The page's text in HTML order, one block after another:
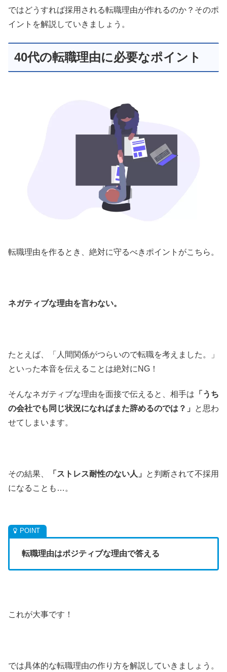
ではどうすれば採用される転職理由が作れるのか？そのポ
イントを解説していきましょう。
40代の転職理由に必要なポイント
転職理由を作るとき、絶対に守るべきポイントがこちら。
ネガティブな理由を言わない。
たとえば、「人間関係がつらいので転職を考えました。」
といった本音を伝えることは絶対にNG！
そんなネガティブな理由を面接で伝えると、相手は 「うち
の会社でも同じ状況になればまた辞めるのでは？」
と思わ
せてしまいます。
その結果、 「ストレス耐性のない人」
と判断されて不採用
になることも…。
転職理由はポジティブな理由で答える
これが大事です！
では具体的な転職理由の作り方を解説していきましょう。